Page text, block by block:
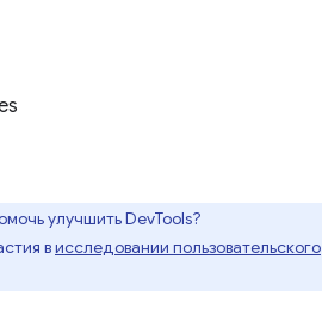
улучшить DevTools?
висследовании пользовательского